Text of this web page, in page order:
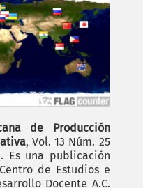
de Producción
, Vol. 13 Núm. 25
Es una publicación
de Estudios e
Docente A.C.